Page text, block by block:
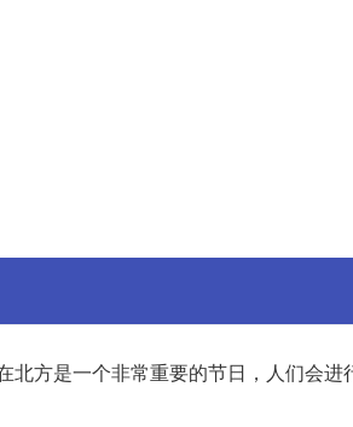
方是一个非常重要的节日，人们会进